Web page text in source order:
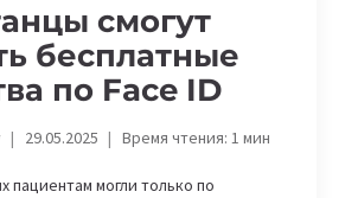
смогут
бесплатные
по Face ID
29.05.2025 Время чтения: 1мин
пациентам могли только по